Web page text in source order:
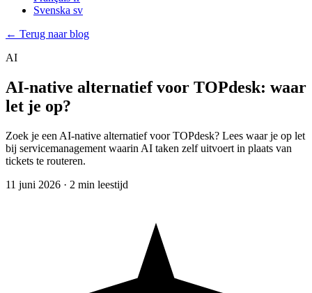
Svenska sv
← Terug naar blog
AI
AI-native alternatief voor TOPdesk: waar
let je op?
Zoek je een AI-native alternatief voor TOPdesk? Lees waar je op let
bij servicemanagement waarin AI taken zelf uitvoert in plaats van
tickets te routeren.
11 juni 2026 · 2 min leestijd